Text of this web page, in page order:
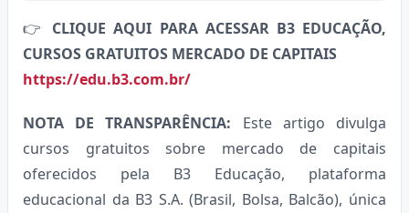
👉 CLIQUE AQUI PARA ACESSAR B3 EDUCAÇÃO,
CURSOS GRATUITOS MERCADO DE CAPITAIS
https://edu.b3.com.br/
NOTA DE TRANSPARÊNCIA: Este artigo divulga
cursos gratuitos sobre mercado de capitais
oferecidos pela B3 Educação, plataforma
educacional da B3 S.A. (Brasil, Bolsa, Balcão), única